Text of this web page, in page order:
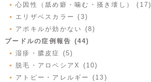
心因性（舐め癖・噛む・掻き壊し） (17)
エリザベスカラー (3)
アポキルが効かない (8)
プードルの症例報告 (44)
湿疹・膿皮症 (5)
脱毛・アロペシアX (10)
アトピー・アレルギー (13)